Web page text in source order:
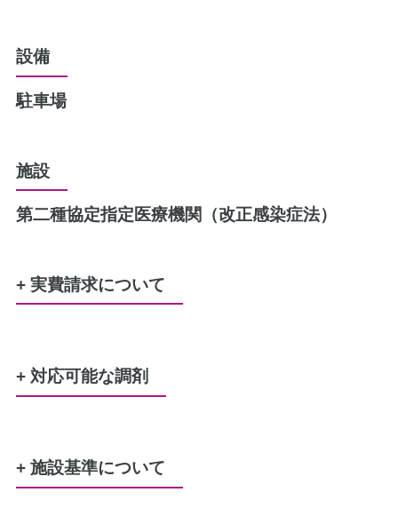
設備
駐車場
施設
第二種協定指定医療機関（改正感染症法）
+ 実費請求について
レジ袋（プラスチック製買い物袋）
+ 対応可能な調剤
+ 施設基準について